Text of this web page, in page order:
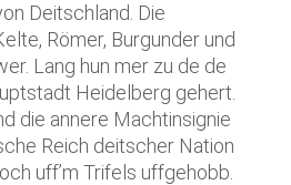
Deitschland. Die
Römer, Burgunder und
Lang hun mer zu de de
Heidelberg gehert.
die annere Machtinsignie
Reich deitscher Nation
uff’m Trifels uffgehobb.